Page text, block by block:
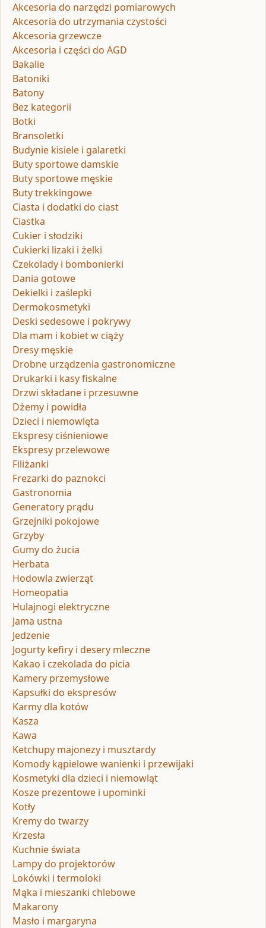
Akcesoria do narzędzi pomiarowych
Akcesoria do utrzymania czystości
Akcesoria grzewcze
Akcesoria i części do AGD
Bakalie
Batoniki
Batony
Bez kategorii
Botki
Bransoletki
Budynie kisiele i galaretki
Buty sportowe damskie
Buty sportowe męskie
Buty trekkingowe
Ciasta i dodatki do ciast
Ciastka
Cukier i słodziki
Cukierki lizaki i żelki
Czekolady i bombonierki
Dania gotowe
Dekielki i zaślepki
Dermokosmetyki
Deski sedesowe i pokrywy
Dla mam i kobiet w ciąży
Dresy męskie
Drobne urządzenia gastronomiczne
Drukarki i kasy fiskalne
Drzwi składane i przesuwne
Dżemy i powidła
Dzieci i niemowlęta
Ekspresy ciśnieniowe
Ekspresy przelewowe
Filiżanki
Frezarki do paznokci
Gastronomia
Generatory prądu
Grzejniki pokojowe
Grzyby
Gumy do żucia
Herbata
Hodowla zwierząt
Homeopatia
Hulajnogi elektryczne
Jama ustna
Jedzenie
Jogurty kefiry i desery mleczne
Kakao i czekolada do picia
Kamery przemysłowe
Kapsułki do ekspresów
Karmy dla kotów
Kasza
Kawa
Ketchupy majonezy i musztardy
Komody kąpielowe wanienki i przewijaki
Kosmetyki dla dzieci i niemowląt
Kosze prezentowe i upominki
Kotły
Kremy do twarzy
Krzesła
Kuchnie świata
Lampy do projektorów
Lokówki i termoloki
Mąka i mieszanki chlebowe
Makarony
Masło i margaryna